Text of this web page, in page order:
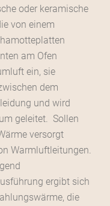
oder keramische
von einem
am Ofen
ein, sie
dem
und wird
geleitet. Sollen
versorgt
Warmluftleitungen.
ergibt sich
die